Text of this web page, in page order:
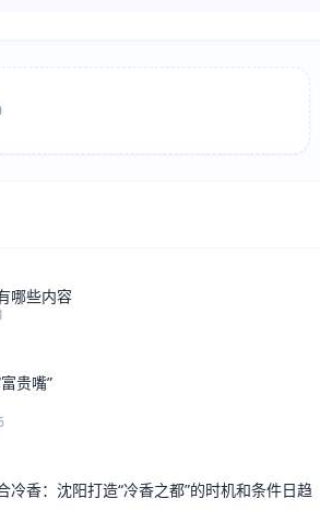
哪些内容
贵嘴”
冷香：沈阳打造“冷香之都”的时机和条件日趋